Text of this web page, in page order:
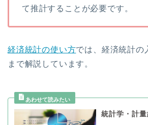
て推計することが必要です。
経済統計の使い方では、経済統計の
まで解説しています。
統計学・計